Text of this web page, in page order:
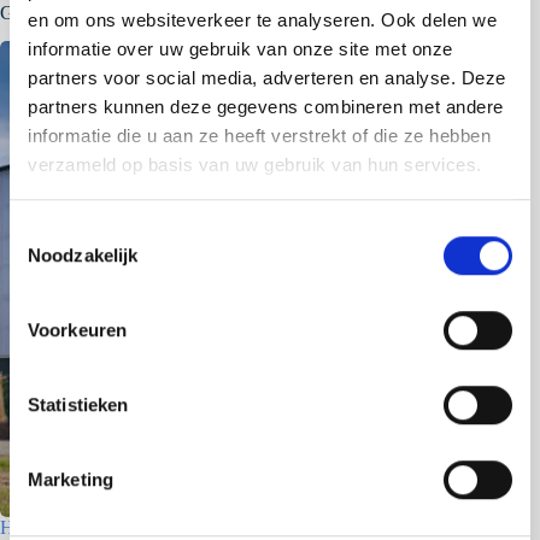
en om ons websiteverkeer te analyseren. Ook delen we
informatie over uw gebruik van onze site met onze
partners voor social media, adverteren en analyse. Deze
partners kunnen deze gegevens combineren met andere
informatie die u aan ze heeft verstrekt of die ze hebben
verzameld op basis van uw gebruik van hun services.
i
n
g
Noodzakelijk
Voorkeuren
Statistieken
Marketing
Gerelateerde berichten
Houtfabriek – Utrecht